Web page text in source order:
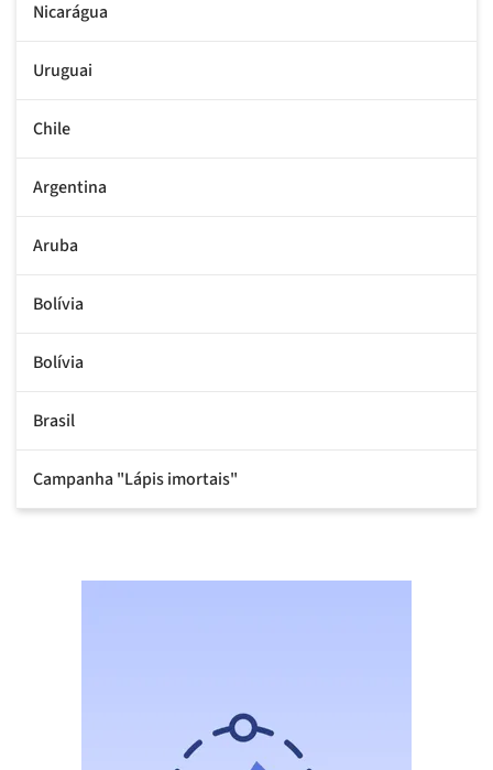
Nicarágua
Uruguai
Chile
Argentina
Aruba
Bolívia
Bolívia
Brasil
Campanha "Lápis imortais"